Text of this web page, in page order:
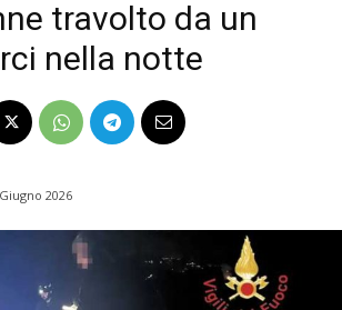
travolto da un
nella notte
2026